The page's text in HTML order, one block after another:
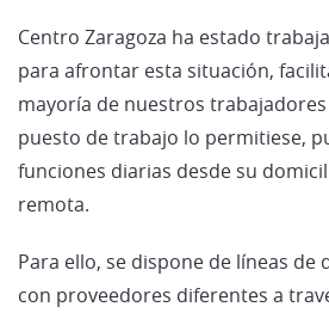
Centro Zaragoza ha estado
para afrontar esta situación,
mayoría de nuestros
puesto de trabajo lo permitiese,
funciones diarias desde su
remota.
Para ello, se dispone de líneas de
con proveedores diferentes a